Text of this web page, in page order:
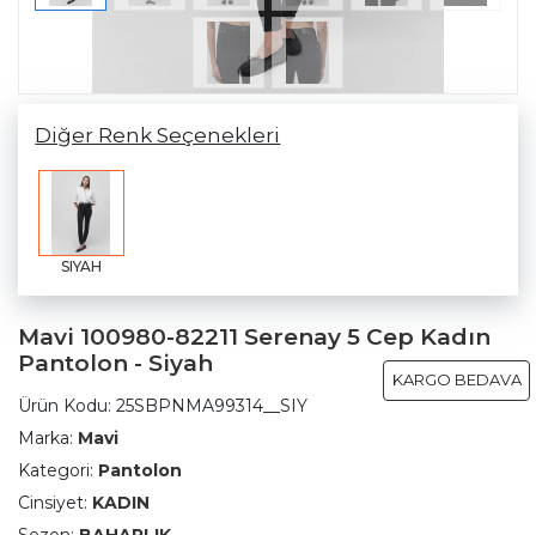
Diğer Renk Seçenekleri
SIYAH
Mavi 100980-82211 Serenay 5 Cep Kadın
Pantolon - Siyah
KARGO BEDAVA
Ürün Kodu: 25SBPNMA99314__SIY
Marka: Mavi
Kategori: Pantolon
Cinsiyet: KADIN